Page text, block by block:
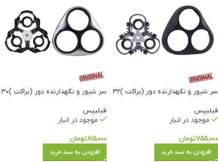
سر شیور و نگهدارنده دور (براکت )۳۲
فیلیپس
موجود در انبار
۷۵۵,۰۰۰تومان
افزودن به سبد خرید
سر شیور و نگهدارنده دور (براکت )۳۰
فیلیپس
موجود در انبار
۸۱۵,۰۰۰تومان
افزودن به سبد خرید